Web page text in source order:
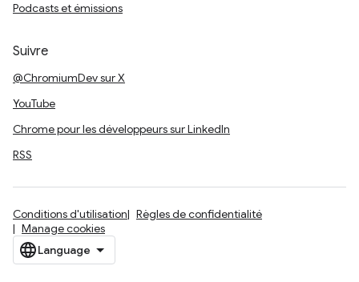
Podcasts et émissions
Suivre
@ChromiumDev sur X
YouTube
Chrome pour les développeurs sur LinkedIn
RSS
Conditions d'utilisation
Règles de confidentialité
Manage cookies